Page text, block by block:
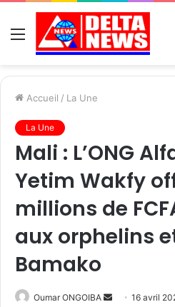
Menu
Accueil / La Une
La Une
Mali : L’ONG
Yetim Wakfy
millions de
aux orphelins
Bamako
Oumar ONGOIBA
Send16 avril